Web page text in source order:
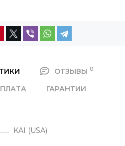
ОТЗЫВЫ 0
ГАРАНТИИ
KAI (USA)